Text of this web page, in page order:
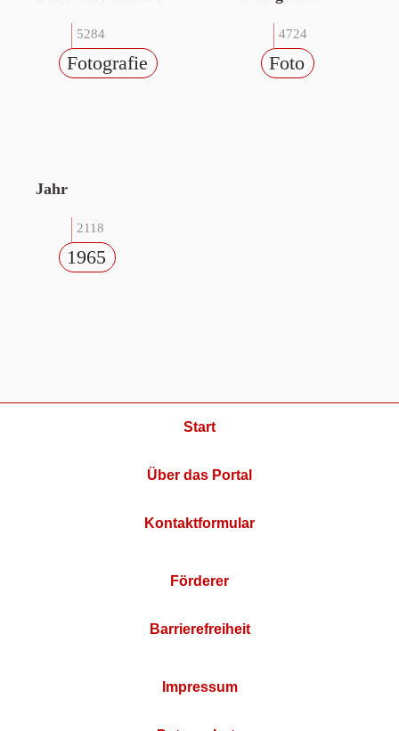
5284
Fotografie
4724
Foto
Jahr
2118
1965
Start
Über das Portal
Kontaktformular
Förderer
Barrierefreiheit
Impressum